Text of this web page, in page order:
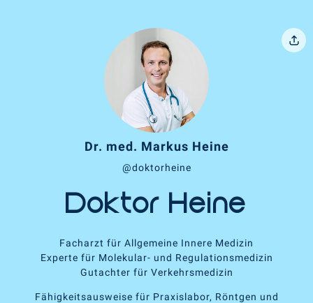
Dr. med. Markus Heine
@doktorheine
Doktor Heine
Facharzt für Allgemeine Innere Medizin
Experte für Molekular- und Regulationsmedizin
Gutachter für Verkehrsmedizin
Fähigkeitsausweise für Praxislabor, Röntgen und